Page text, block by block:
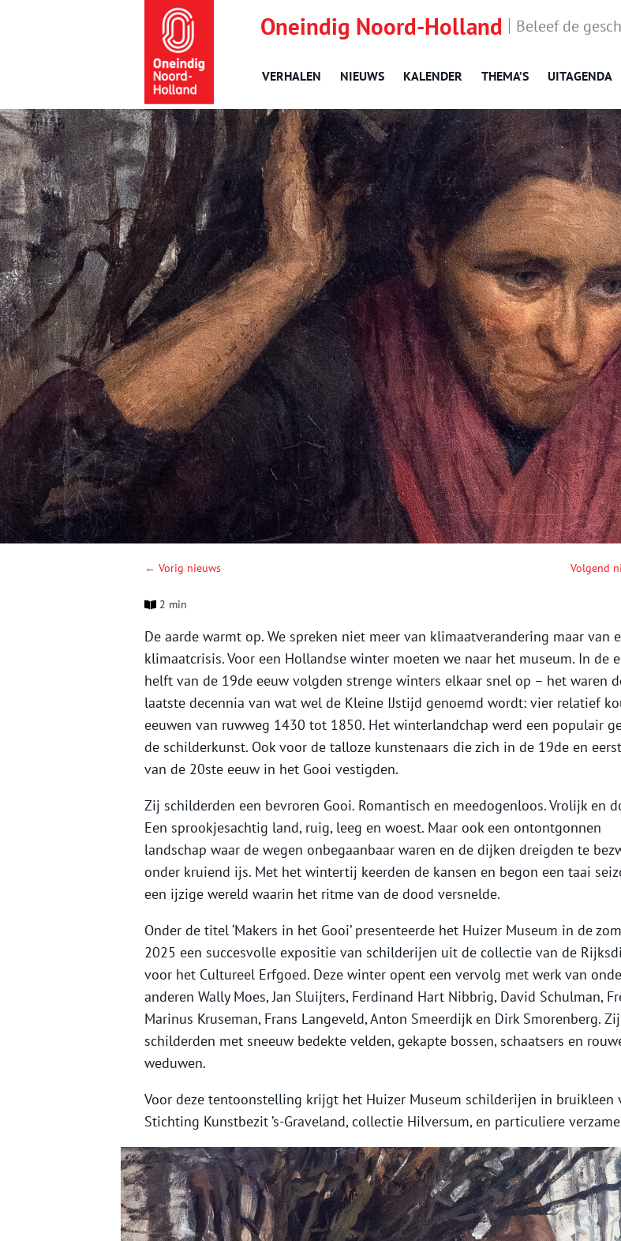
Oneindig Noord-Holland Beleef de
VERHALEN NIEUWS KALENDER THEMA’S UITAGENDA
← Vorig nieuws Volgend
2 min
De aarde warmt op. We spreken niet meer van klimaatverandering maar van
klimaatcrisis. Voor een Hollandse winter moeten we naar het museum. In de
helft van de 19de eeuw volgden strenge winters elkaar snel op – het waren
laatste decennia van wat wel de Kleine IJstijd genoemd wordt: vier relatief
eeuwen van ruwweg 1430 tot 1850. Het winterlandchap werd een populair
de schilderkunst. Ook voor de talloze kunstenaars die zich in de 19de en
van de 20ste eeuw in het Gooi vestigden.
Zij schilderden een bevroren Gooi. Romantisch en meedogenloos. Vrolijk en
Een sprookjesachtig land, ruig, leeg en woest. Maar ook een ontontgonnen
landschap waar de wegen onbegaanbaar waren en de dijken dreigden te
onder kruiend ijs. Met het wintertij keerden de kansen en begon een taai
een ijzige wereld waarin het ritme van de dood versnelde.
Onder de titel ‘Makers in het Gooi’ presenteerde het Huizer Museum in de
2025 een succesvolle expositie van schilderijen uit de collectie van de
voor het Cultureel Erfgoed. Deze winter opent een vervolg met werk van
anderen Wally Moes, Jan Sluijters, Ferdinand Hart Nibbrig, David Schulman,
Marinus Kruseman, Frans Langeveld, Anton Smeerdijk en Dirk Smorenberg. Zij
schilderden met sneeuw bedekte velden, gekapte bossen, schaatsers en
weduwen.
Voor deze tentoonstelling krijgt het Huizer Museum schilderijen in bruikleen
Stichting Kunstbezit ’s-Graveland, collectie Hilversum, en particuliere